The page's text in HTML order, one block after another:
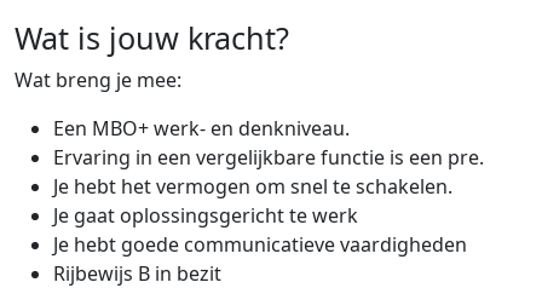
Wat is jouw kracht?
Wat breng je mee:
Een MBO+ werk- en denkniveau.
Ervaring in een vergelijkbare functie is een pre.
Je hebt het vermogen om snel te schakelen.
Je gaat oplossingsgericht te werk
Je hebt goede communicatieve vaardigheden
Rijbewijs B in bezit